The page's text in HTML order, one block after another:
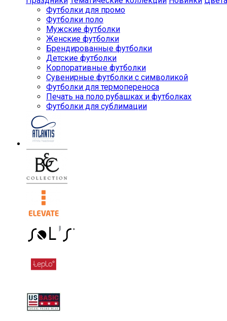
Футболки для промо
Футболки поло
Мужские футболки
Женские футболки
Брендированные футболки
Детские футболки
Корпоративные футболки
Сувенирные футболки с символикой
Футболки для термопереноса
Печать на поло рубашках и футболках
Футболки для сублимации